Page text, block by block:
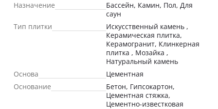
Назначение
Бассейн, Камин, Пол, Для
саун
Тип плитки
Искусственный камень ,
Керамическая плитка,
Керамогранит, Клинкерная
плитка , Мозайка ,
Натуральный камень
Основа
Цементная
Основание
Бетон, Гипсокартон,
Цементная стяжка,
Цементно-известковая